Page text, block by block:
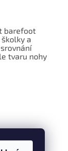
barefoot
a
tvaru nohy